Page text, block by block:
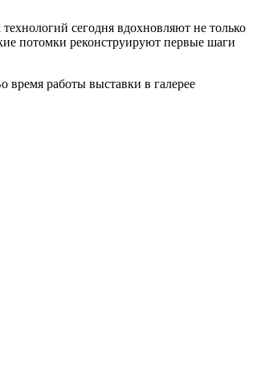
сегодня вдохновляют не только
потомки реконструируют первые шаги
время работы выставки в галерее